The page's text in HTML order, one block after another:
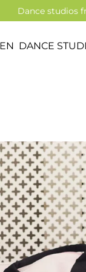
Dance studios
DANCE